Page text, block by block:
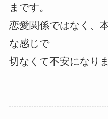
まです。
恋愛関係ではなく、
な感じで
切なくて不安になりま